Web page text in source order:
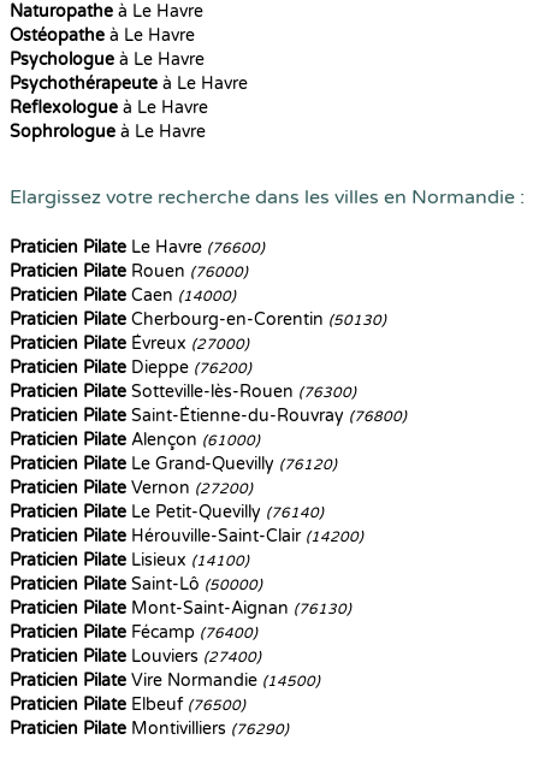
Naturopathe à Le Havre
Ostéopathe à Le Havre
Psychologue à Le Havre
Psychothérapeute à Le Havre
Reflexologue à Le Havre
Sophrologue à Le Havre
Elargissez votre recherche dans les villes en Normandie :
Praticien Pilate Le Havre (76600)
Praticien Pilate Rouen (76000)
Praticien Pilate Caen (14000)
Praticien Pilate Cherbourg-en-Corentin (50130)
Praticien Pilate Évreux (27000)
Praticien Pilate Dieppe (76200)
Praticien Pilate Sotteville-lès-Rouen (76300)
Praticien Pilate Saint-Étienne-du-Rouvray (76800)
Praticien Pilate Alençon (61000)
Praticien Pilate Le Grand-Quevilly (76120)
Praticien Pilate Vernon (27200)
Praticien Pilate Le Petit-Quevilly (76140)
Praticien Pilate Hérouville-Saint-Clair (14200)
Praticien Pilate Lisieux (14100)
Praticien Pilate Saint-Lô (50000)
Praticien Pilate Mont-Saint-Aignan (76130)
Praticien Pilate Fécamp (76400)
Praticien Pilate Louviers (27400)
Praticien Pilate Vire Normandie (14500)
Praticien Pilate Elbeuf (76500)
Praticien Pilate Montivilliers (76290)